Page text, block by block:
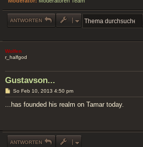
ANTWORTEN
Wolfen
r_halfgod
Gustavson...
B
e
i
So Feb 10, 2013 4:50 pm
...has founded his realm on Tamar today.
ANTWORTEN